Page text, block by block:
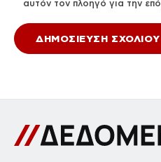
αυτόν τον πλοηγό για την